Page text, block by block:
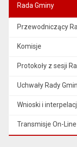
Rada Gminy
Przewodniczący
Komisje
Protokoły z sesji
Uchwały Rady
Wnioski i
Transmisje On-